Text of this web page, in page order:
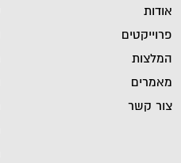
אודות
פרוייקטים
המלצות
מאמרים
צור קשר